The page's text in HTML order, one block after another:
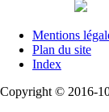
Mentions
Plan du site
Index
Copyright © 2016-